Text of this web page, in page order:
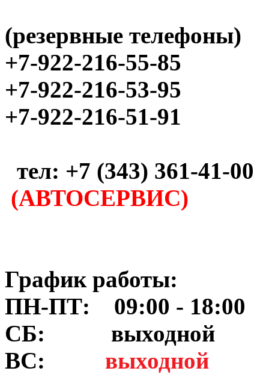
(резервные телефоны)
+7-922-216-55-85
+7-922-216-53-95
+7-922-216-51-91
тел: +7 (343) 361-41-00
(АВТОСЕРВИС)
График работы:
ПН-ПТ: 09:00 - 18:00
СБ:
выходной
ВС: выходной